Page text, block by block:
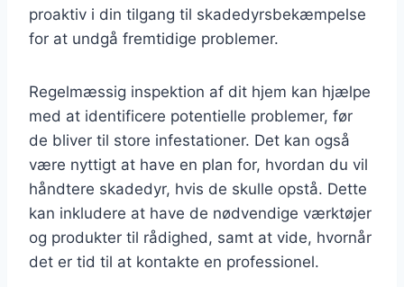
proaktiv i din tilgang til skadedyrsbekæmpelse
for at undgå fremtidige problemer.
Regelmæssig inspektion af dit hjem kan hjælpe
med at identificere potentielle problemer, før
de bliver til store infestationer. Det kan også
være nyttigt at have en plan for, hvordan du vil
håndtere skadedyr, hvis de skulle opstå. Dette
kan inkludere at have de nødvendige værktøjer
og produkter til rådighed, samt at vide, hvornår
det er tid til at kontakte en professionel.